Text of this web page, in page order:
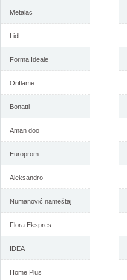
Metalac
Lidl
Forma Ideale
Oriflame
Bonatti
Aman doo
Europrom
Aleksandro
Numanović nameštaj
Flora Ekspres
IDEA
Home Plus